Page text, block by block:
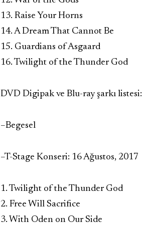
13. Raise Your Horns
14. A Dream That Cannot Be
15. Guardians of Asgaard
16. Twilight of the Thunder God
DVD Digipak ve Blu-ray şarkı listesi:
–Begesel
–T-Stage Konseri: 16 Ağustos, 2017
1. Twilight of the Thunder God
2. Free Will Sacrifice
3. With Oden on Our Side